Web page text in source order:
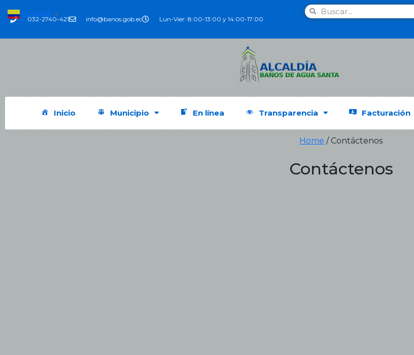
032-2740-421 info@banos.gob.ec Lun-Vier: 8:00-13:00 y 14:00-17:00
Inicio Municipio En línea Transparencia Facturación
Home / Contáctenos
Contáctenos
Spanish ▼